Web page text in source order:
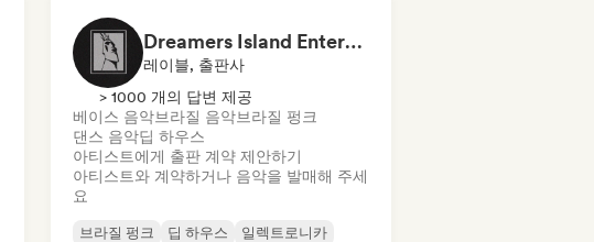
Dreamers Island Entertainment
레이블, 출판사
> 1000 개의 답변 제공
베이스 음악브라질 음악브라질 펑크
댄스 음악딥 하우스
아티스트에게 출판 계약 제안하기
아티스트와 계약하거나 음악을 발매해 주세
요
브라질 펑크 딥 하우스
일렉트로니카